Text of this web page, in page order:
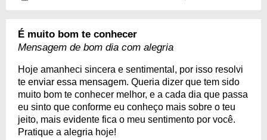
É muito bom te conhecer
Mensagem de bom dia com alegria
Hoje amanheci sincera e sentimental, por isso resolvi
te enviar essa mensagem. Queria dizer que tem sido
muito bom te conhecer melhor, e a cada dia que passa
eu sinto que conforme eu conheço mais sobre o teu
jeito, mais evidente fica o meu sentimento por você.
Pratique a alegria hoje!